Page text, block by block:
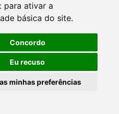
para ativar a
básica do site.
Concordo
Eu recuso
minhas preferências